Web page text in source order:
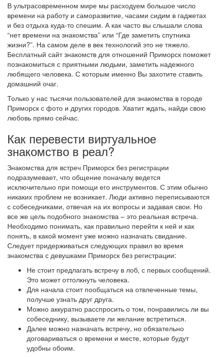
В ультрасовременном мире мы расходуем большое число
времени на работу и саморазвитие, часами сидим в гаджетах
и без отдыха куда-то спешим. А как часто вы слышали слова
“нет времени на знакомства” или “Где заметить спутника
жизни?”. На самом деле в век технологий это не тяжело.
Бесплатный сайт знакомств для отношений Приморск поможет
познакомиться с приятными людьми, заметить надежного
любящего человека. С которым именно Вы захотите ставить
домашний очаг.
Только у нас тысячи пользователей для знакомства в городе
Приморск с фото и других городов. Хватит ждать, найди свою
любовь прямо сейчас.
Как перевести виртуальное
знакомство в реал?
Знакомства для встреч Приморск без регистрации
подразумевает, что общение поначалу ведется
исключительно при помощи его инструментов. С этим обычно
никаких проблем не возникает. Люди активно переписываются
с собеседниками, отвечая на их вопросы и задавая свои. Но
все же цель подобного знакомства – это реальная встреча.
Необходимо понимать, как правильно перейти к ней и как
понять, в какой момент уже можно назначать свидание.
Следует придерживаться следующих правил во время
знакомства с девушками Приморск без регистрации:
Не стоит предлагать встречу в лоб, с первых сообщений.
Это может оттолкнуть человека.
Для начала стоит пообщаться на отвлеченные темы,
получше узнать друг друга.
Можно аккуратно расспросить о том, понравились ли вы
собеседнику, вызываете ли желание встретиться.
Далее можно назначать встречу, но обязательно
договариваться о времени и месте, которые будут
удобны обоим.